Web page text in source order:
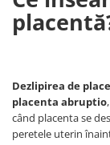
Tarcuri copii /
Scaune masa
Igiena si ingrijire
Accesorii
Perne si saltele
Dezlipirea de
placenta abruptio
când placenta se
peretele uterin